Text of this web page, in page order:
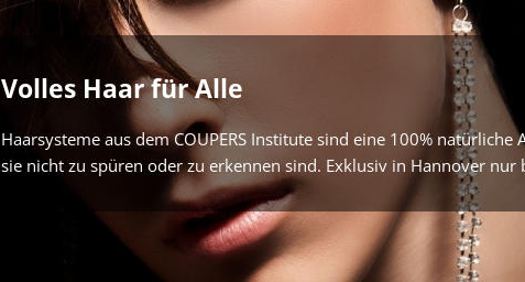
Auf der Lister Meile
Volles Haar für Alle
Haarsysteme aus dem COUPERS Institute sind eine 100%
sie nicht zu spüren oder zu erkennen sind. Exklusiv in Hannover nur